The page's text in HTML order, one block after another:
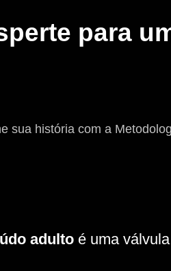
para
sua história com a
adulto é uma